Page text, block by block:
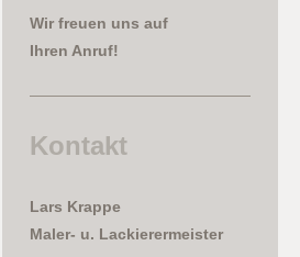
Wir freuen uns auf
Ihren Anruf!
Kontakt
Lars Krappe
Maler- u. Lackierermeister